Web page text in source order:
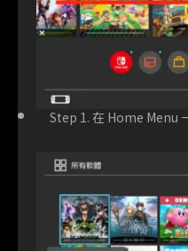
Step 1. 在 Home Menu